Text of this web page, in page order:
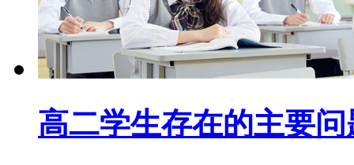
高二学生存在的主要问